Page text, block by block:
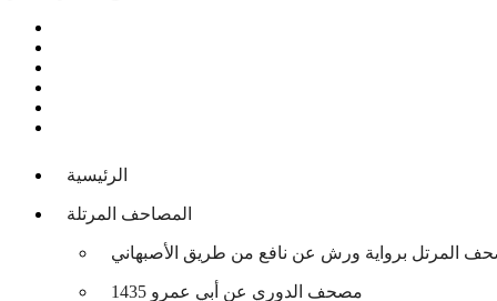
الرئيسية
المصاحف المرتلة
المرتل برواية ورش عن نافع من طريق الأصبهاني
مصحف الدوري عن أبي عمرو 1435